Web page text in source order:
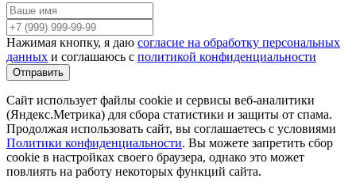
Нажимая кнопку, я даю согласие на обработку персональных
данных и соглашаюсь с политикой конфиденциальности
Сайт использует файлы cookie и сервисы веб-аналитики
(Яндекс.Метрика) для сбора статистики и защиты от спама.
Продолжая использовать сайт, вы соглашаетесь с условиями
Политики конфиденциальности. Вы можете запретить сбор
cookie в настройках своего браузера, однако это может
повлиять на работу некоторых функций сайта.